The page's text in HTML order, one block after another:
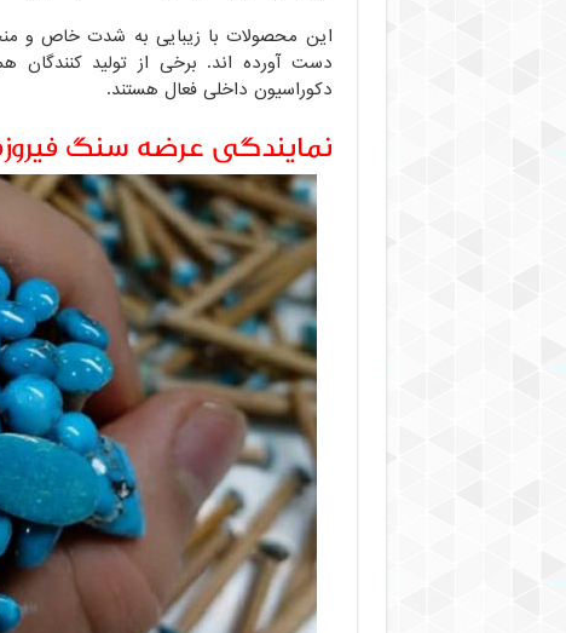
این محصولات با زیبایی به شدت خاص و
دست آورده اند. برخی از تولید
دکوراسیون داخلی فعال هستند.
نمایندگی عرضه سنگ